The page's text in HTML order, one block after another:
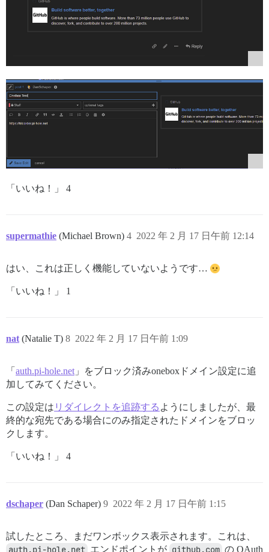
「いいね！」 4
supermathie (Michael Brown) 2022 年 2 月 17 日午前 12:14
4
はい、これは正しく機能していないようです…
「いいね！」 1
nat (Natalie T) 2022 年 2 月 17 日午前 1:09
8
「 auth.pi-hole.net 」をブロック済みoneboxドメイン設定に追
加してみてください。
この設定は リダイレクトを追跡する ようにしましたが、最
終的な宛先である場合にのみ指定されたドメインをブロッ
クします。
「いいね！」 4
dschaper (Dan Schaper) 2022 年 2 月 17 日午前 1:15
9
試したところ、まだワンボックス表示されます。これは、
auth.pi-hole.net エンドポイントが github.com の OAuth